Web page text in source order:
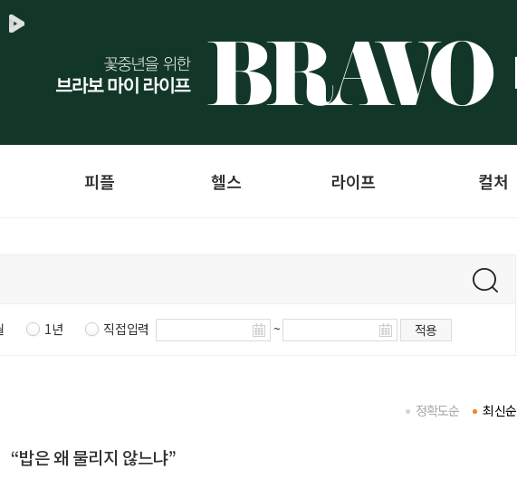
피플 헬스 라이프 컬처
1년 직접입력 ~ 적용
최신순
정확도순
“밥은 왜 물리지 않느냐”